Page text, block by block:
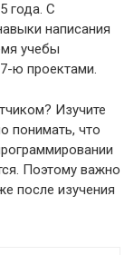
года. С
написания
учебы
ю проектами.
Изучите
понимать, что
Поэтому важно
после изучения